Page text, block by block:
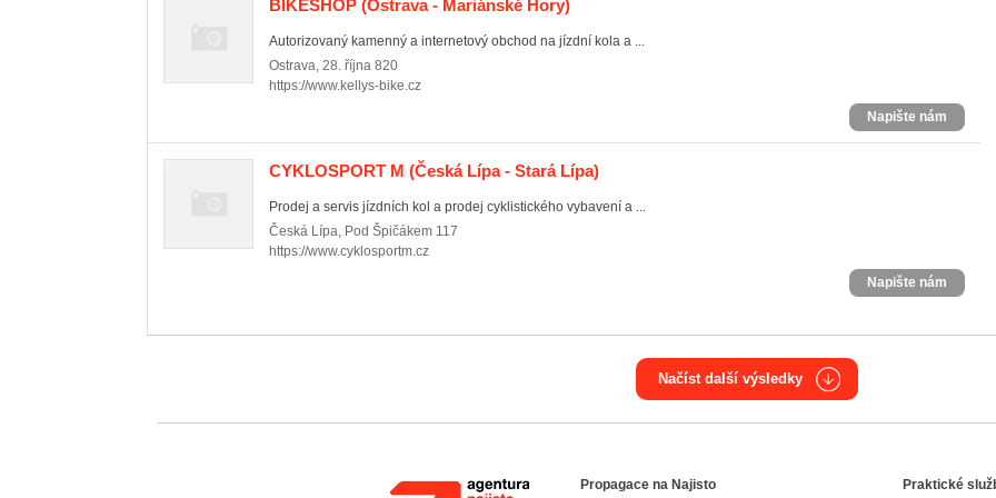
BIKESHOP (Ostrava - Mariánské Hory)
Autorizovaný kamenný a internetový obchod na jízdní kola a ...
Ostrava, 28. října 820
https://www.kellys-bike.cz
Napište nám
CYKLOSPORT M (Česká Lípa - Stará Lípa)
Prodej a servis jízdních kol a prodej cyklistického vybavení a ...
Česká Lípa, Pod Špičákem 117
https://www.cyklosportm.cz
Napište nám
Načíst další výsledky
Agentura NajistoPropagace na Najisto Praktické